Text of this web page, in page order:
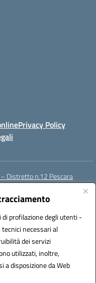
profilazione degli utenti -
necessari al
dei servizi
utilizzati, inoltre,
disposizione da Web
Privacy Policy
Distretto n.12 Pescara
(IPA): istsc_peic835007